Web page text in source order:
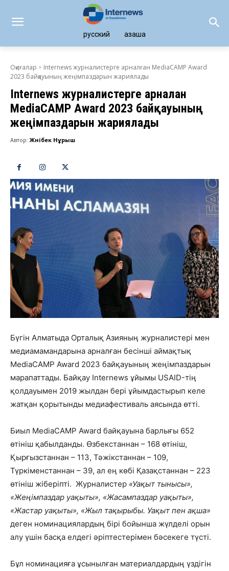
русский қазақша
Оқиғалар
Internews журналистерге арналған MediaCAMP Award
2023 байқауының жеңімпаздарын жариялады
Internews журналистерге арналған
MediaCAMP Award 2023 байқауының
жеңімпаздарын жариялады
Автор: Жәнібек Нұрыш
Бүгін Алматыда Орталық Азияның журналистері мен
медиамамандарына арналған бесінші аймақтық
MediaCAMP Award 2023 байқауының жеңімпаздарын
марапаттады. Байқау Internews ұйымы USAID-тің
қолдауымен 2019 жылдан бері ұйымдастырып келе
жатқан қорытынды медиафестиваль аясында өтті.
Биыл MediaCAMP Award байқауына барлығы 652
өтініш қабылданды. Өзбекстаннан – 168 өтініш,
Қырғызстаннан – 113, Тәжікстаннан – 109,
Түркіменстаннан – 39, ал ең көбі Қазақстаннан – 223
өтініш жіберіпті. Журналистер «Уақыт тынысы»,
«Жеңімпаздар уақыты», «Жасампаздар уақыты»,
«Жастар уақыты», «Жыл тақырыбы. Уақыт пен ақша»
деген номинациялардың бірі бойынша жүлделі орын
алу үшін басқа елдегі әріптестерімен бәсекеге түсті.
Бұл номинацияға ұсынылған материалдардың үздігін